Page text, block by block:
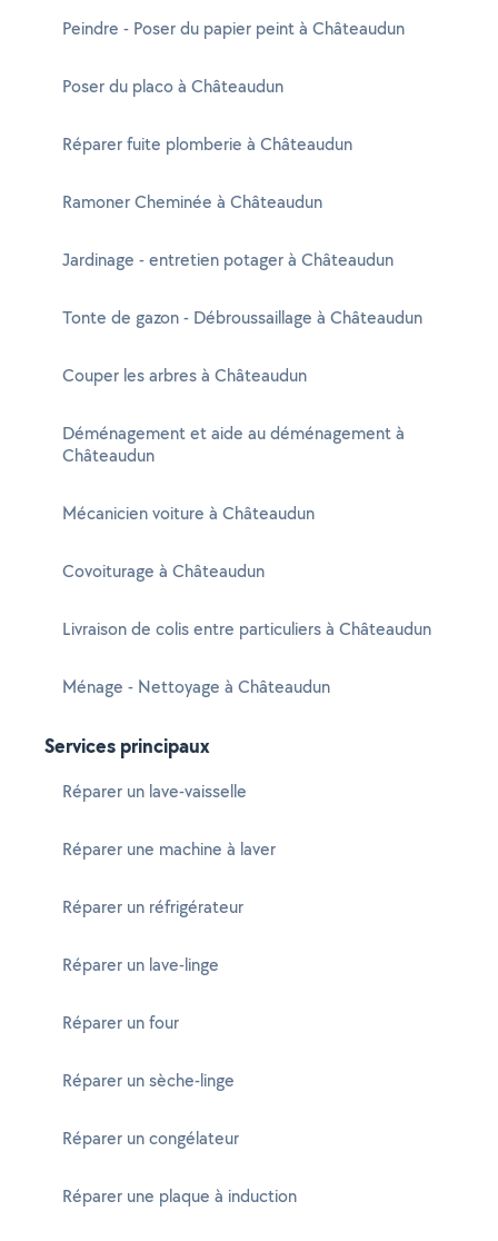
Peindre - Poser du papier peint à Châteaudun
Poser du placo à Châteaudun
Réparer fuite plomberie à Châteaudun
Ramoner Cheminée à Châteaudun
Jardinage - entretien potager à Châteaudun
Tonte de gazon - Débroussaillage à Châteaudun
Couper les arbres à Châteaudun
Déménagement et aide au déménagement à
Châteaudun
Mécanicien voiture à Châteaudun
Covoiturage à Châteaudun
Livraison de colis entre particuliers à Châteaudun
Ménage - Nettoyage à Châteaudun
Services principaux
Réparer un lave-vaisselle
Réparer une machine à laver
Réparer un réfrigérateur
Réparer un lave-linge
Réparer un four
Réparer un sèche-linge
Réparer un congélateur
Réparer une plaque à induction